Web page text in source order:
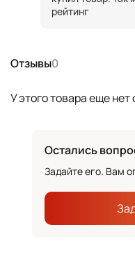
Отзывы0
У этого товара еще нет
рейтинг
Остались
Задайте его. Вам